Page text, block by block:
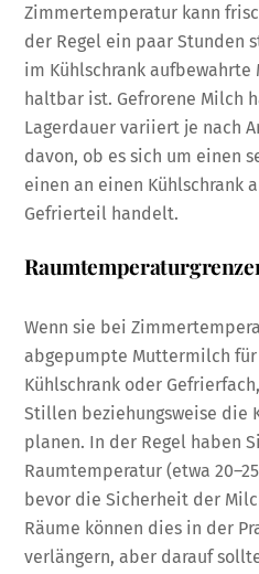
Zimmertemperatur kann
der Regel ein paar Stunden
im Kühlschrank aufbewahrte
haltbar ist. Gefrorene Milch
Lagerdauer variiert je nach
davon, ob es sich um einen
einen an einen Kühlschrank
Gefrierteil handelt.
Wenn sie bei
abgepumpte Muttermilch
Kühlschrank oder
Stillen beziehungsweise die
planen. In der Regel haben
Raumtemperatur (etwa
bevor die Sicherheit der
Räume können dies in der
verlängern, aber darauf